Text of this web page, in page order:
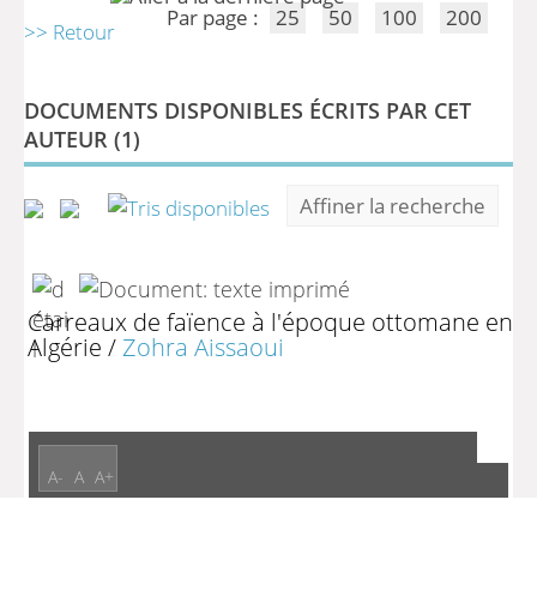
Par page :
25 50 100 200
>> Retour
DOCUMENTS DISPONIBLES ÉCRITS PAR CET
AUTEUR (1)
Affiner la recherche
Carreaux de faïence à l'époque ottomane en
Algérie /Zohra Aissaoui
A- A A+